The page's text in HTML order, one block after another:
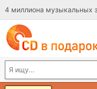
4 миллиона музыкальных